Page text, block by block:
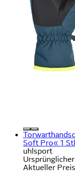
Soft Pro« 1
uhlsport
Aktueller Preis